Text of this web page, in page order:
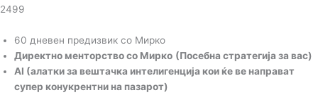
2499
60 дневен предизвик со Мирко
Директно менторство со Мирко (Посебна стратегија за вас)
AI (алатки за вештачка интелигенција кои ќе ве направат
супер конукрентни на пазарот)